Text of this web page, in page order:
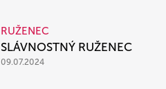
RUŽENEC
SLÁVNOSTNÝ RUŽENEC
09.07.2024